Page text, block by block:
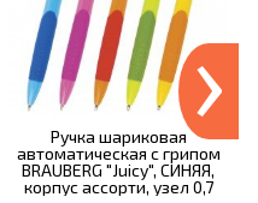
Ручка шариковая
автоматическая с грипом
BRAUBERG "Juicy", СИНЯЯ,
корпус ассорти, узел 0,7
›